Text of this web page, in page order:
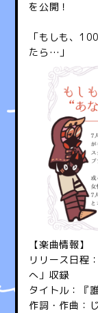
を公開！
「もしも、
たら…」
【楽曲情報】
リリース日程：
へ」収録
タイトル：『
作詞・作曲：